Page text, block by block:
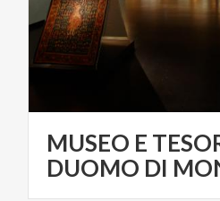
MUSEO E
DUOMO DI